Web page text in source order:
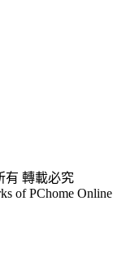
有 轉載必究
of PChome Online